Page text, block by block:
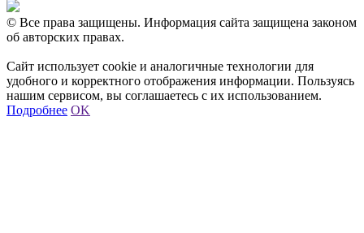
© Все права защищены. Информация сайта защищена законом
об авторских правах.
Сайт использует cookie и аналогичные технологии для
удобного и корректного отображения информации. Пользуясь
нашим сервисом, вы соглашаетесь с их использованием.
Подробнее OK